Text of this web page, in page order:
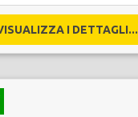
I DETTAGLI...